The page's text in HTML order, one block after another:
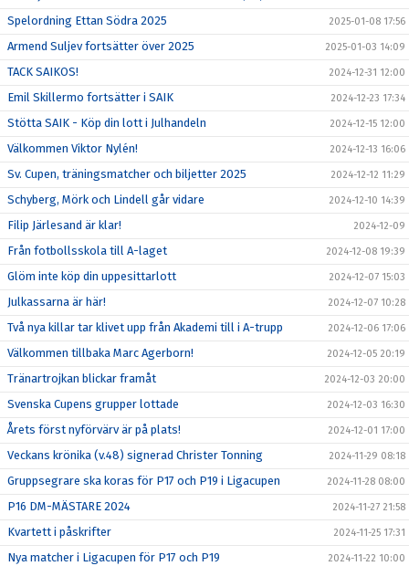
Spelordning Ettan Södra 2025 2025-01-08 17:56
Armend Suljev fortsätter över 2025 2025-01-03 14:09
TACK SAIKOS! 2024-12-31 12:00
Emil Skillermo fortsätter i SAIK 2024-12-23 17:34
Stötta SAIK - Köp din lott i Julhandeln 2024-12-15 12:00
Välkommen Viktor Nylén! 2024-12-13 16:06
Sv. Cupen, träningsmatcher och biljetter 2025 2024-12-12 11:29
Schyberg, Mörk och Lindell går vidare 2024-12-10 14:39
Filip Järlesand är klar! 2024-12-09
Från fotbollsskola till A-laget 2024-12-08 19:39
Glöm inte köp din uppesittarlott 2024-12-07 15:03
Julkassarna är här! 2024-12-07 10:28
Två nya killar tar klivet upp från Akademi till i A-trupp 2024-12-06 17:06
Välkommen tillbaka Marc Agerborn! 2024-12-05 20:19
Tränartrojkan blickar framåt 2024-12-03 20:00
Svenska Cupens grupper lottade 2024-12-03 16:30
Årets först nyförvärv är på plats! 2024-12-01 17:00
Veckans krönika (v.48) signerad Christer Tonning 2024-11-29 08:18
Gruppsegrare ska koras för P17 och P19 i Ligacupen 2024-11-28 08:00
P16 DM-MÄSTARE 2024 2024-11-27 21:58
Kvartett i påskrifter 2024-11-25 17:31
Nya matcher i Ligacupen för P17 och P19 2024-11-22 10:00